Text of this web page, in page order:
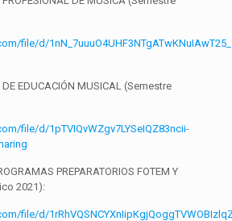
file/d/
DE EDUCACIÓN MUSICAL (Semestre
file/d/1pTVIQvWZgv7LYSeIQZ83ncii-
PREPARATORIOS FOTEM Y
2021):
file/d/